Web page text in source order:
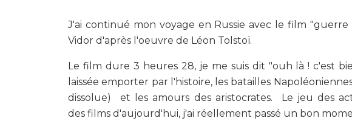
J'ai continué mon voyage en Russie avec le film "guerre
Vidor d'après l'oeuvre de Léon Tolstoï.
Le film dure 3 heures 28, je me suis dit "ouh là ! c'est
laissée emporter par l'histoire, les batailles
dissolue) et les amours des aristocrates. Le jeu des
des films d'aujourd'hui, j'ai réellement passé un bon